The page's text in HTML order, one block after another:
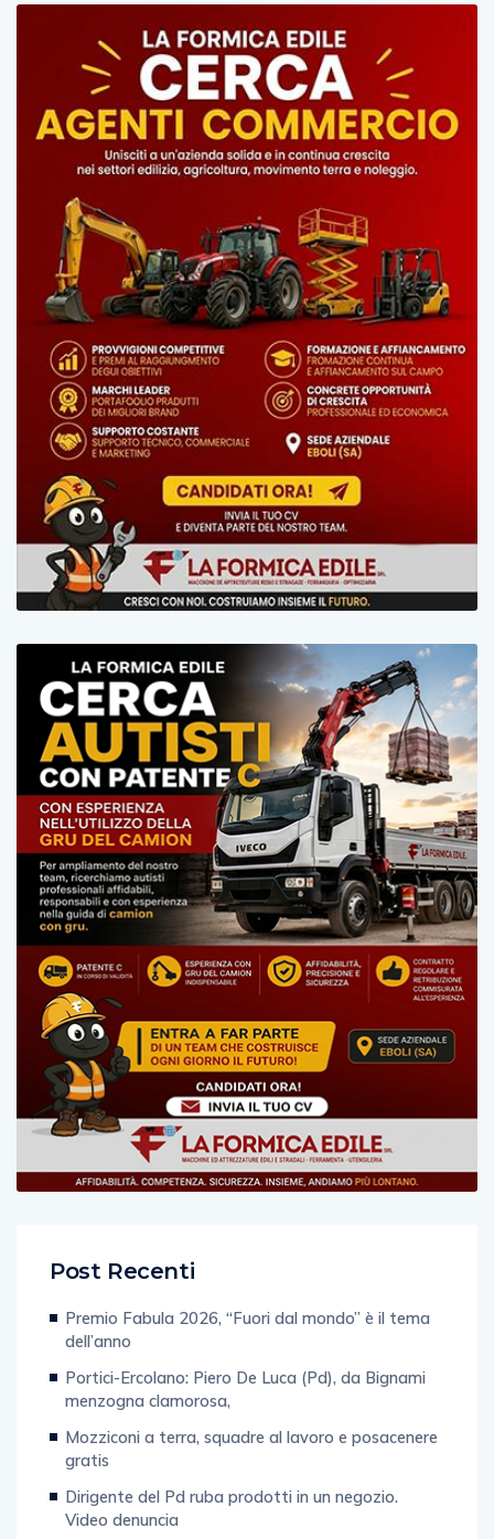
Post Recenti
Premio Fabula 2026, “Fuori dal mondo” è il tema
dell’anno
Portici-Ercolano: Piero De Luca (Pd), da Bignami
menzogna clamorosa,
Mozziconi a terra, squadre al lavoro e posacenere
gratis
Dirigente del Pd ruba prodotti in un negozio.
Video denuncia